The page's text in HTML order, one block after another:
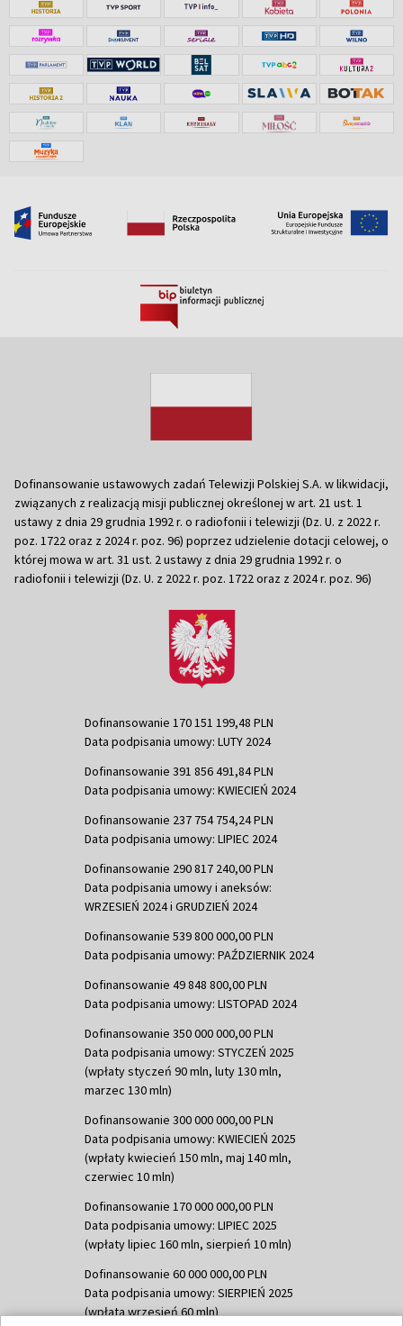
Dofinansowanie ustawowych zadań Telewizji Polskiej S.A. w likwidacji,
związanych z realizacją misji publicznej określonej w art. 21 ust. 1
ustawy z dnia 29 grudnia 1992 r. o radiofonii i telewizji (Dz. U. z 2022 r.
poz. 1722 oraz z 2024 r. poz. 96) poprzez udzielenie dotacji celowej, o
której mowa w art. 31 ust. 2 ustawy z dnia 29 grudnia 1992 r. o
radiofonii i telewizji (Dz. U. z 2022 r. poz. 1722 oraz z 2024 r. poz. 96)
Dofinansowanie 170 151 199,48 PLN
Data podpisania umowy: LUTY 2024
Dofinansowanie 391 856 491,84 PLN
Data podpisania umowy: KWIECIEŃ 2024
Dofinansowanie 237 754 754,24 PLN
Data podpisania umowy: LIPIEC 2024
Dofinansowanie 290 817 240,00 PLN
Data podpisania umowy i aneksów:
WRZESIEŃ 2024 i GRUDZIEŃ 2024
Dofinansowanie 539 800 000,00 PLN
Data podpisania umowy: PAŹDZIERNIK 2024
Dofinansowanie 49 848 800,00 PLN
Data podpisania umowy: LISTOPAD 2024
Dofinansowanie 350 000 000,00 PLN
Data podpisania umowy: STYCZEŃ 2025
(wpłaty styczeń 90 mln, luty 130 mln,
marzec 130 mln)
Dofinansowanie 300 000 000,00 PLN
Data podpisania umowy: KWIECIEŃ 2025
(wpłaty kwiecień 150 mln, maj 140 mln,
czerwiec 10 mln)
Dofinansowanie 170 000 000,00 PLN
Data podpisania umowy: LIPIEC 2025
(wpłaty lipiec 160 mln, sierpień 10 mln)
Dofinansowanie 60 000 000,00 PLN
Data podpisania umowy: SIERPIEŃ 2025
(wpłata wrzesień 60 mln)